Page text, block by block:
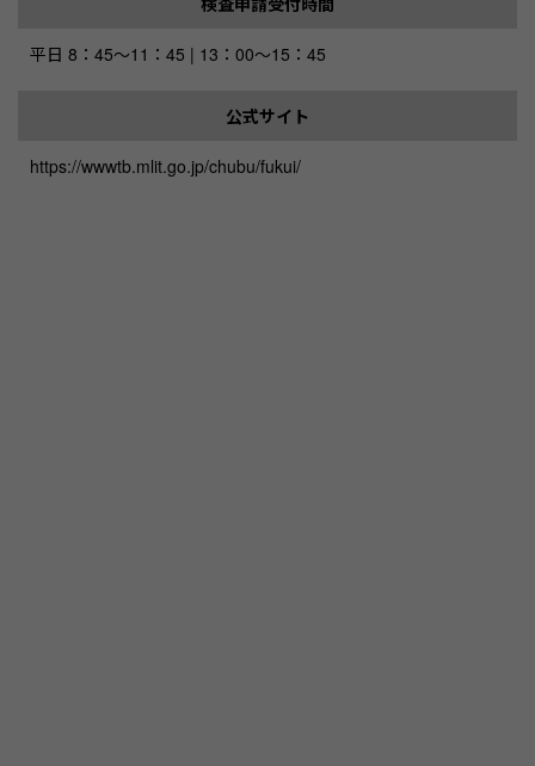
平日 8：45～11：45 | 13：00～15：45
公式サイト
https://wwwtb.mlit.go.jp/chubu/fukui/